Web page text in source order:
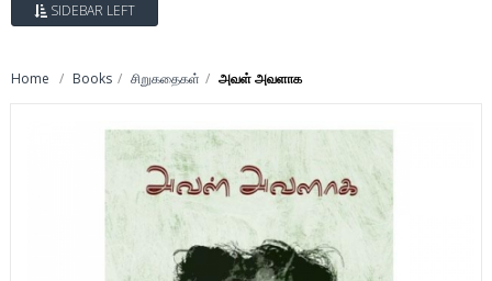
SIDEBAR LEFT
Home Books சிறுகதைகள் அவள் அவளாக